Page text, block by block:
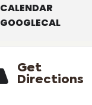
CALENDAR
GOOGLECAL
Get
Directions